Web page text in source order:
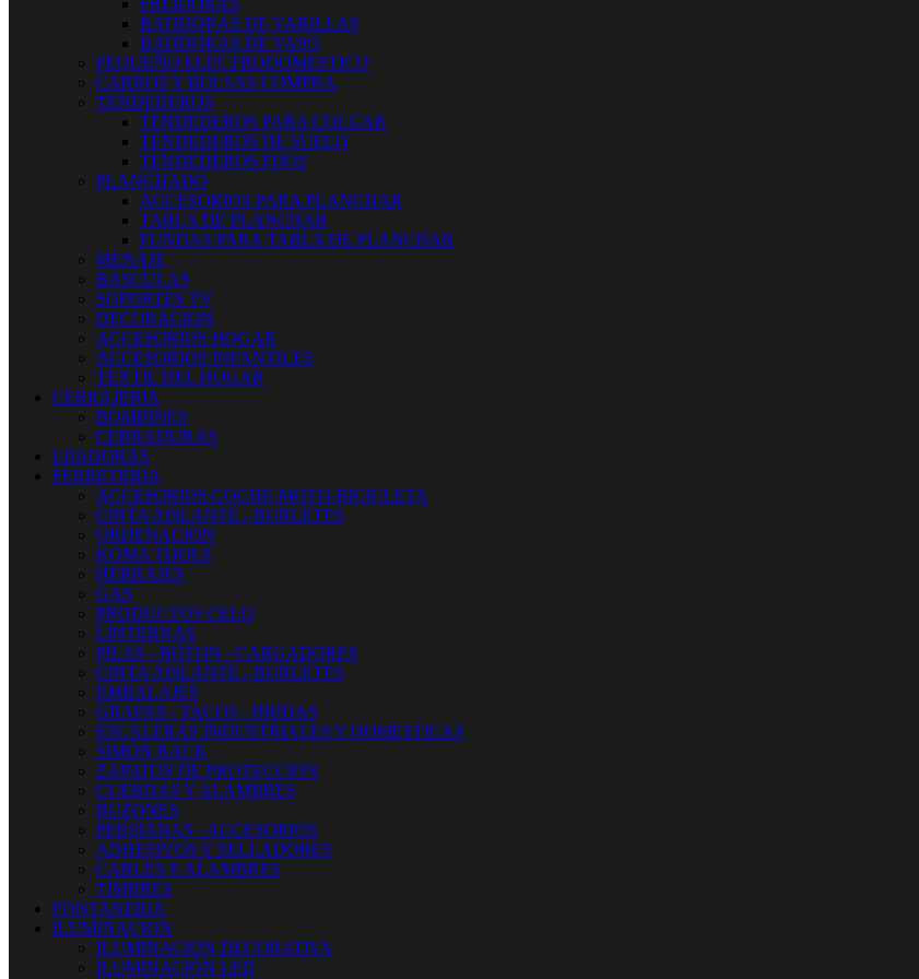
FREIDORAS
BATIDORAS DE VARILLAS
BATIDORAS DE VASO
PEQUEÑO ELECTRODOMESTICO
CARROS Y BOLSAS COMPRA
TENDEDEROS
TENDEDEROS PARA COLGAR
TENDEDEROS DE SUELO
TENDEDEROS FIJOS
PLANCHADO
ACCESORIOS PARA PLANCHAR
TABLA DE PLANCHAR
FUNDAS PARA TABLA DE PLANCHAR
MENAJE
BASCULAS
SOPORTES TV
DECORACION
ACCESORIOS HOGAR
ACCESORIOS INFANTILES
TEXTIL DEL HOGAR
CERRAJERIA
BOMBINES
CERRADURAS
LIJADORAS
FERRETERIA
ACCESORIOS COCHE-MOTO-BICICLETA
CINTA AISLANTE - BURLETES
ORDENACION
KOMA TOOLS
HERRAJES
GAS
PRODUCTOS CELO
LINTERNAS
PILAS - BOTON - CARGADORES
CINTA AISLANTE - BURLETES
EMBALAJES
GRAPAS - TACOS - BRIDAS
ESCALERAS INDUSTRIALES Y DOMESTICAS
SIMON RACK
ZAPATOS DE PROTECCION
CUERDAS Y ALAMBRES
BUZONES
PERSIANAS - ACCESORIOS
ADHESIVOS Y SELLADORES
CABLES Y ALAMBRES
TIMBRES
FONTANERIA
ILUMINACION
ILUMINACION DECORATIVA
ILUMINACIÓN LED